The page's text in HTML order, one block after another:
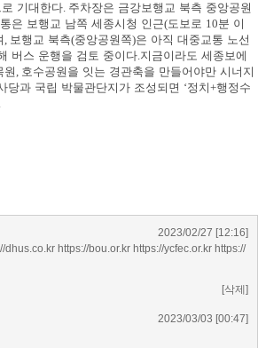
기대한다. 주차장은 금강보행교 북측 중앙공원
은 보행교 남쪽 세종시청 인근(도보로 10분 이
, 보행교 북측(중앙공원쪽)은 아직 대중교통 노선
버스 운행을 검토 중이다.지금이라도 세종보에
원, 호수공원을 잇는 경관축을 만들어야만 시너지
당과 국립 박물관단지가 조성되면 ‘정치+행정수
.
2023/02/27 [12:16]
dhus.co.kr https://bou.or.kr https://ycfec.or.kr https://
[삭제]
2023/03/03 [00:47]